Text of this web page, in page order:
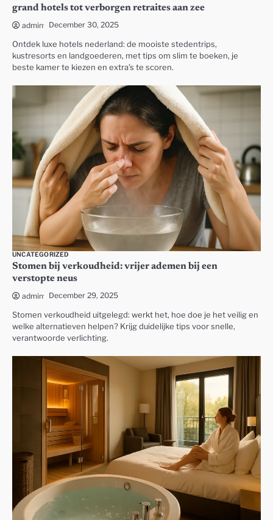
grand hotels tot verborgen retraites aan zee
admin December 30, 2025
Ontdek luxe hotels nederland: de mooiste stedentrips,
kustresorts en landgoederen, met tips om slim te boeken, je
beste kamer te kiezen en extra’s te scoren.
UNCATEGORIZED
Stomen bij verkoudheid: vrijer ademen bij een
verstopte neus
admin December 29, 2025
Stomen verkoudheid uitgelegd: werkt het, hoe doe je het veilig en
welke alternatieven helpen? Krijg duidelijke tips voor snelle,
verantwoorde verlichting.